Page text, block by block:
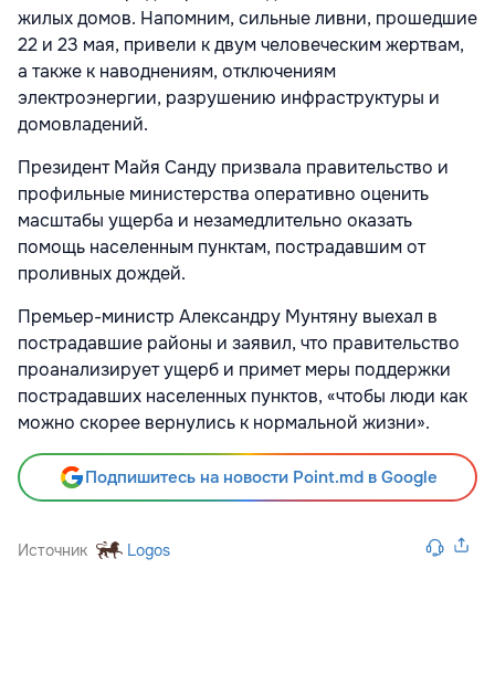
жилых домов. Напомним, сильные ливни, прошедшие
22 и 23 мая, привели к двум человеческим жертвам,
а также к наводнениям, отключениям
электроэнергии, разрушению инфраструктуры и
домовладений.
Президент Майя Санду призвала правительство и
профильные министерства оперативно оценить
масштабы ущерба и незамедлительно оказать
помощь населенным пунктам, пострадавшим от
проливных дождей.
Премьер-министр Александру Мунтяну выехал в
пострадавшие районы и заявил, что правительство
проанализирует ущерб и примет меры поддержки
пострадавших населенных пунктов, «чтобы люди как
можно скорее вернулись к нормальной жизни».
Подпишитесь на новости Point.md в Google
Источник Logos